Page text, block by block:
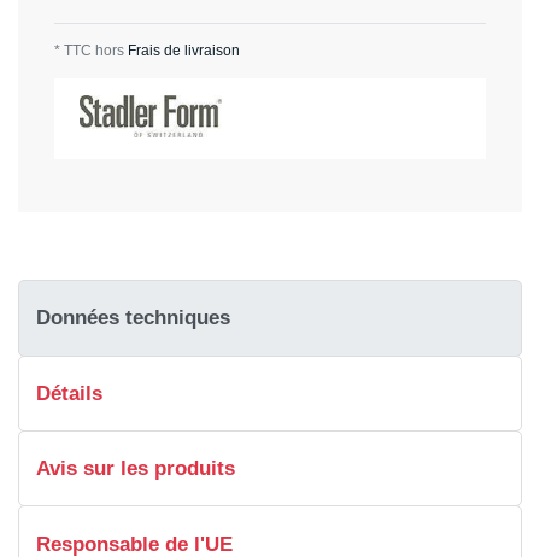
* TTC hors Frais de livraison
Données techniques
Détails
Avis sur les produits
Responsable de l'UE